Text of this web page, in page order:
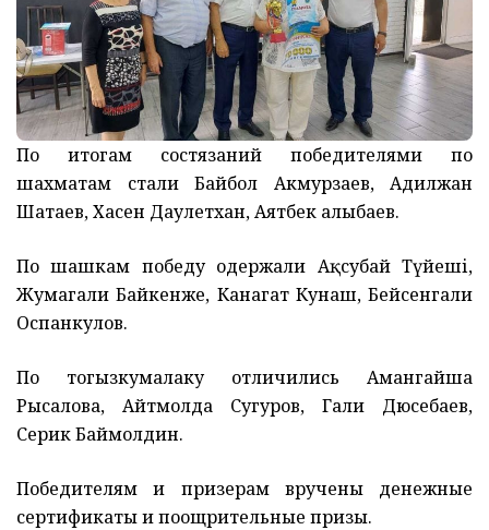
По итогам состязаний победителями по
шахматам стали Байбол Акмурзаев, Адилжан
Шатаев, Хасен Даулетхан, Аятбек Қалыбаев.
По шашкам победу одержали Ақсубай Түйеші,
Жумагали Байкенже, Канагат Кунаш, Бейсенгали
Оспанкулов.
По тогызкумалаку отличились Амангайша
Рысалова, Айтмолда Сугуров, Гали Дюсебаев,
Серик Баймолдин.
Победителям и призерам вручены денежные
сертификаты и поощрительные призы.